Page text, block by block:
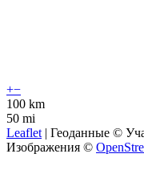
+−
100 km
50 mi
Leaflet | Геоданные ©
Изображения ©